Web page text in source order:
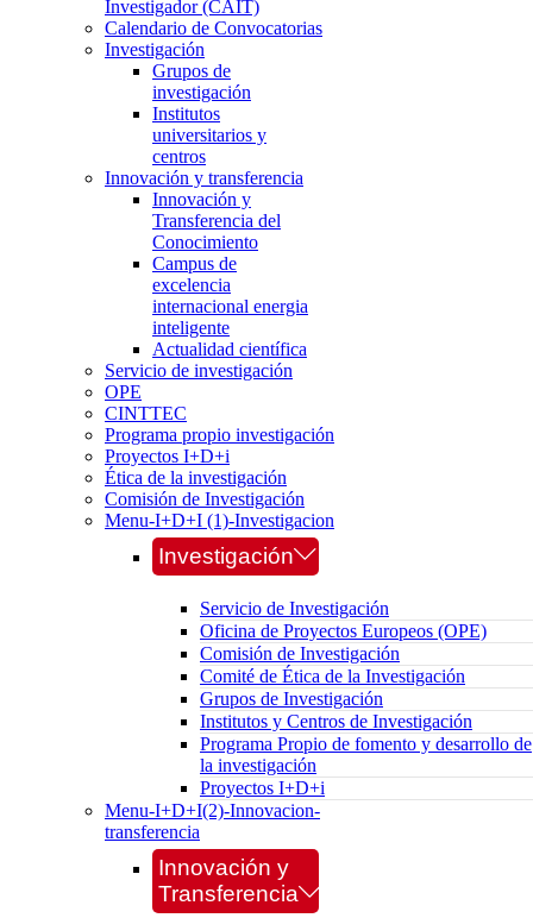
Investigador (CAIT)
Calendario de Convocatorias
Investigación
Grupos de
investigación
Institutos
universitarios y
centros
Innovación y transferencia
Innovación y
Transferencia del
Conocimiento
Campus de
excelencia
internacional energia
inteligente
Actualidad científica
Servicio de investigación
OPE
CINTTEC
Programa propio investigación
Proyectos I+D+i
Ética de la investigación
Comisión de Investigación
Menu-I+D+I (1)-Investigacion
Investigación
Servicio de Investigación
Oficina de Proyectos Europeos (OPE)
Comisión de Investigación
Comité de Ética de la Investigación
Grupos de Investigación
Institutos y Centros de Investigación
Programa Propio de fomento y desarrollo de
la investigación
Proyectos I+D+i
Menu-I+D+I(2)-Innovacion-
transferencia
Innovación y
Transferencia